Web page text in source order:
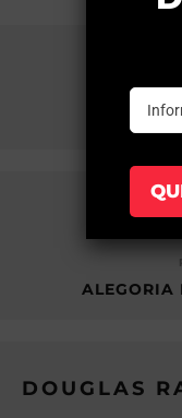
ALEGORIA
DOUGLAS